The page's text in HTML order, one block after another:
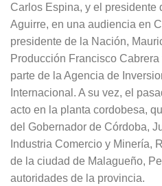
Carlos Espina, y el presidente
Aguirre, en una audiencia en
presidente de la Nación,
Producción Francisco
parte de la Agencia de
Internacional. A su vez, el
acto en la planta cordobesa,
del Gobernador de Córdoba,
Industria Comercio y Minería,
de la ciudad de Malagueño,
autoridades de la provincia.